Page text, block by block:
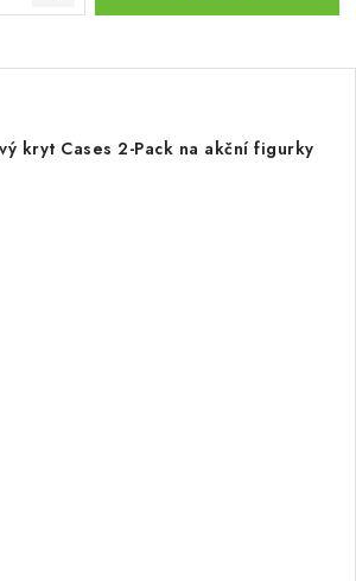
kryt Cases 2-Pack na akční figurky